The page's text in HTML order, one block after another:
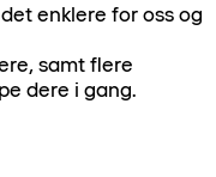
enklere for oss og
samt flere
dere i gang.